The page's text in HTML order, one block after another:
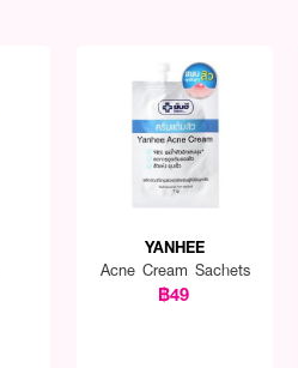
สีแน่น ติดทนนาน
ปกป้องริมฝีปากจากแสงแดด
บำรุงให้ริมฝีปากชุ่มชื้น ไม่แห้งแ
พกพาสะดวก แพ็กเกจน่ารักเก
วิธีใช้
หมุนฝาเปิด แล้วดึงก้านลิปอ
เลขจดแจ้ง: 12-1-6800002262
YANHEE
Acne Cream Sachets
฿49